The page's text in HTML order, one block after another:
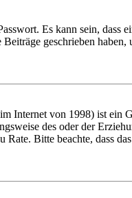
Es kann sein, dass
geschrieben
Internet von 1998) ist ein
des oder der
Bitte beachte, dass